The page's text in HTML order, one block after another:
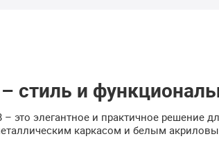
стиль и
это элегантное и практичное решение
каркасом и белым